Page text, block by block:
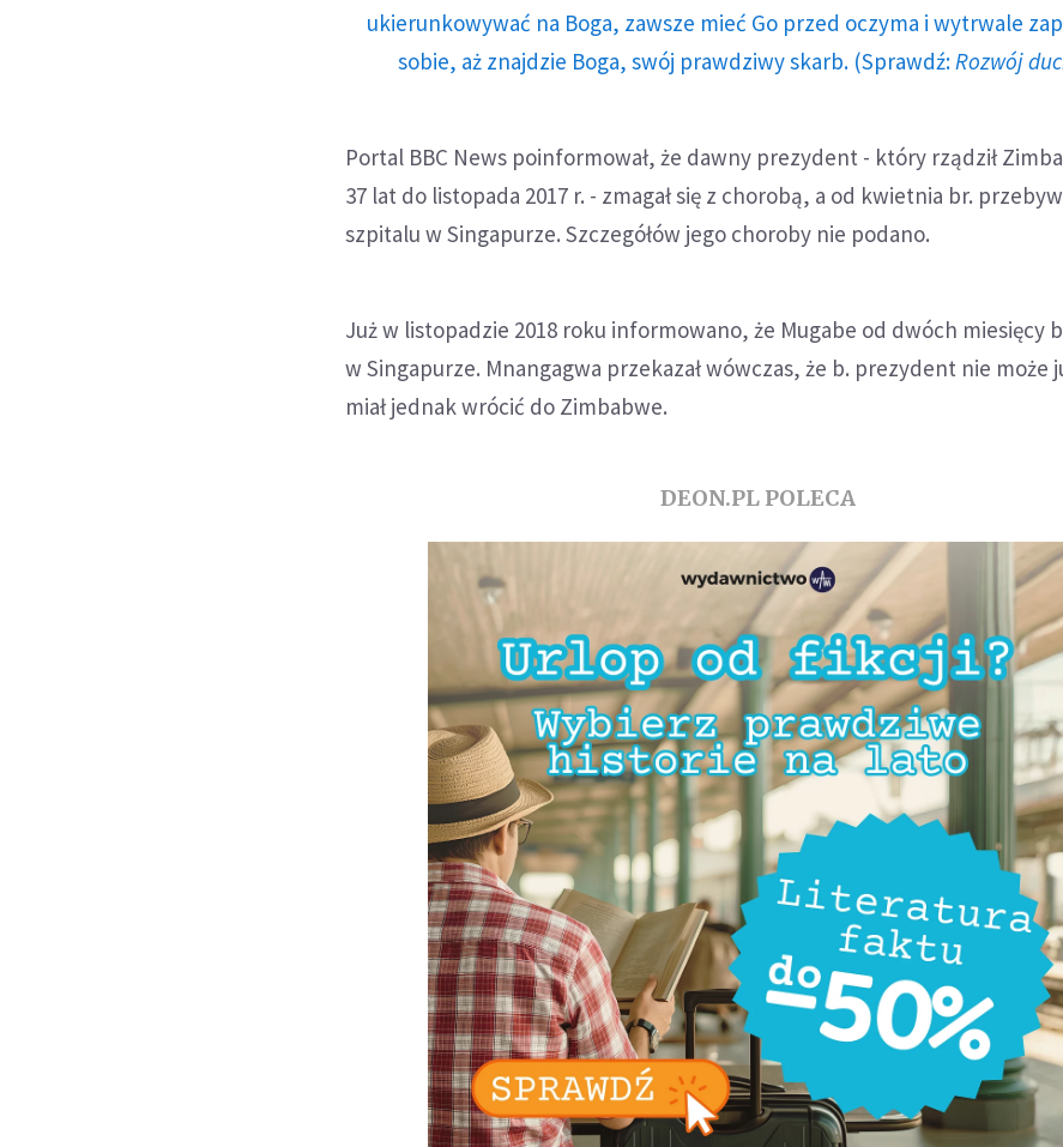
ukierunkowywać na Boga, zawsze mieć Go przed oczyma i wytrwale
sobie, aż znajdzie Boga, swój prawdziwy skarb. (Sprawdź: Rozwój
Portal BBC News poinformował, że dawny prezydent - który rządził
37 lat do listopada 2017 r. - zmagał się z chorobą, a od kwietnia br.
szpitalu w Singapurze. Szczegółów jego choroby nie podano.
Już w listopadzie 2018 roku informowano, że Mugabe od dwóch miesięcy
w Singapurze. Mnangagwa przekazał wówczas, że b. prezydent nie może
miał jednak wrócić do Zimbabwe.
DEON.PL POLECA